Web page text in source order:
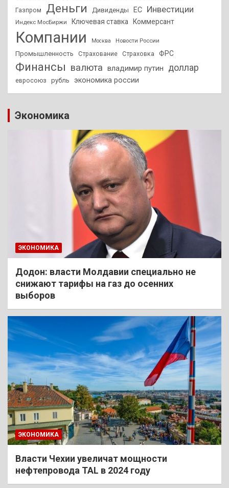
Газпром Деньги Дивиденды ЕС Инвестиции
Индекс МосБиржи Ключевая ставка Коммерсант
Компании Москва Новости России
Промышленность Страхование Страховка ФРС
Финансы валюта владимир путин доллар
евросоюз рубль экономика россии
Экономика
ЭКОНОМИКА
Додон: власти Молдавии специально не
снижают тарифы на газ до осенних
выборов
ЭКОНОМИКА
Власти Чехии увеличат мощности
нефтепровода TAL в 2024 году